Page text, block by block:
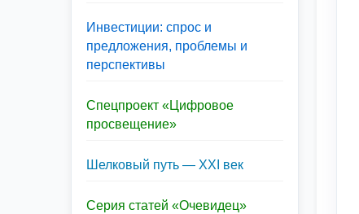
Инвестиции: спрос и
предложения, проблемы и
перспективы
Спецпроект «Цифровое
просвещение»
Шелковый путь — XXI век
Серия статей «Очевидец»